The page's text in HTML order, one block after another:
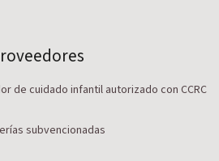
de cuidado infantil autorizado con CCRC
subvencionadas